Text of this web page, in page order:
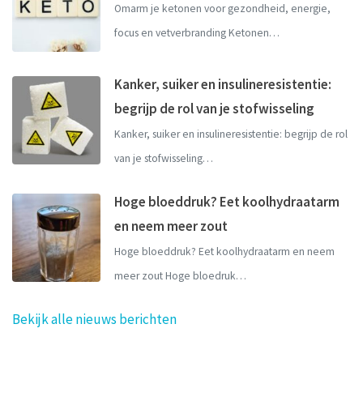
Omarm je ketonen voor gezondheid, energie,
focus en vetverbranding Ketonen…
Kanker, suiker en insulineresistentie:
begrijp de rol van je stofwisseling
Kanker, suiker en insulineresistentie: begrijp de rol
van je stofwisseling…
Hoge bloeddruk? Eet koolhydraatarm
en neem meer zout
Hoge bloeddruk? Eet koolhydraatarm en neem
meer zout Hoge bloedruk…
Bekijk alle nieuws berichten